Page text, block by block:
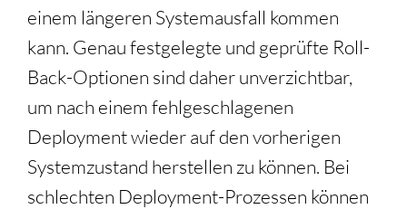
einem längeren Systemausfall kommen
kann. Genau festgelegte und geprüfte Roll-
Back-Optionen sind daher unverzichtbar,
um nach einem fehlgeschlagenen
Deployment wieder auf den vorherigen
Systemzustand herstellen zu können. Bei
schlechten Deployment-Prozessen können